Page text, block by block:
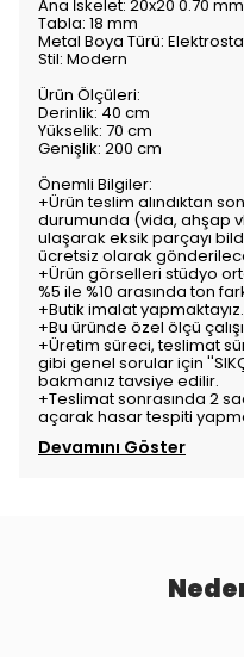
Ana İskelet: 20x20 0.70
Tabla: 18 mm
Metal Boya Türü:
Stil: Modern
Ürün Ölçüleri:
Derinlik: 40 cm
Yükselik: 70 cm
Genişlik: 200 cm
Önemli Bilgiler:
+Ürün teslim alındıktan
durumunda (vida, ahşap
ulaşarak eksik parçayı
ücretsiz olarak
+Ürün görselleri stüdyo
%5 ile %10 arasında ton
+Butik imalat yapmaktayız.
+Bu üründe özel ölçü
+Üretim süreci, teslimat
gibi genel sorular için
bakmanız tavsiye edilir.
+Teslimat sonrasında 2
açarak hasar tespiti
Devamını Göster